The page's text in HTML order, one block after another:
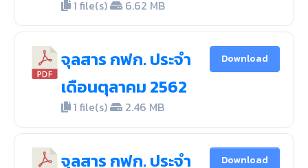
1 file(s) 6.62 MB
จุลสาร กฟก. ประจำ
เดือนตุลาคม 2562
1 file(s) 2.46 MB
Download
จุลสาร กฟก. ประจำ
Download